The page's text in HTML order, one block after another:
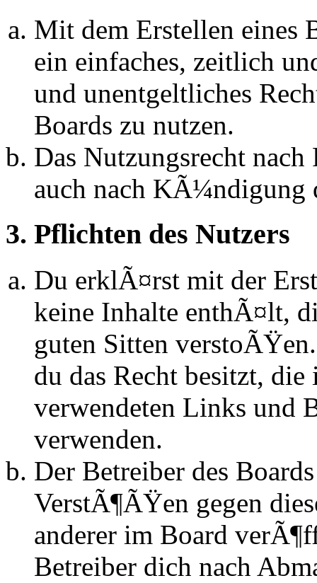
Mit dem Erstellen eines
ein einfaches, zeitlich
und unentgeltliches
Boards zu nutzen.
Das Nutzungsrecht
auch nach KÃ¼ndigung
3. Pflichten des Nutzers
Du erklÃ¤rst mit der
keine Inhalte enthÃ¤lt,
guten Sitten
du das Recht besitzt,
verwendeten Links und
verwenden.
Der Betreiber des
VerstÃ¶ÃŸen gegen
anderer im Board
Betreiber dich nach